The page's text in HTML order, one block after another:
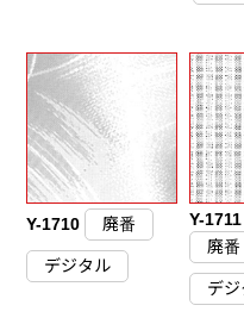
Y-1710 廃番
デジタル
Y-
廃番
デ